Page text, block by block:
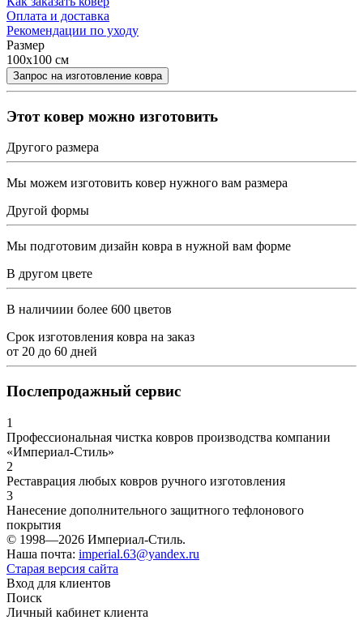
Оплата и доставка
Рекомендации по уходу
Размер
100x100 см
Этот ковер можно изготовить
Другого размера
Мы можем изготовить ковер нужного вам размера
Другой формы
Мы подготовим дизайн ковра в нужной вам форме
В другом цвете
В наличиии более 600 цветов
Срок изготовления ковра на заказ
от 20 до 60 дней
Послепродажный сервис
1
Профессиональная чистка ковров производства компании
«Империал-Стиль»
2
Реставрация любых ковров ручного изготовления
3
Нанесение дополнительного защитного тефлонового
покрытия
© 1998—2026 Империал-Стиль.
Наша почта: imperial.63@yandex.ru
Старая версия сайта
Вход для клиентов
Поиск
Личный кабинет клиента